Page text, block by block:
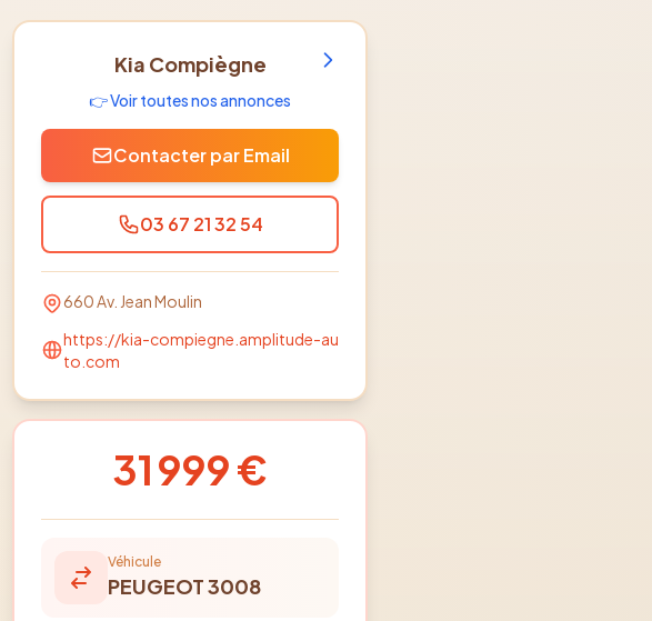
Kia Compiègne
👉 Voir toutes nos annonces
Contacter par Email
03 67 21 32 54
660 Av. Jean Moulin
https://kia-compiegne.amplitude-au
to.com
31 999 €
Véhicule
PEUGEOT3008